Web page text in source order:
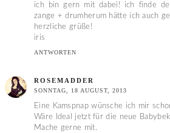
ich bin gern mit dabei! ich finde
zange + drumherum hätte ich auch
herzliche grüße!
iris
ANTWORTEN
ROSEMADDER
SONNTAG, 18 AUGUST, 2013
Eine Kamspnap wünsche ich mir
Wäre Ideal jetzt für die neue
Mache gerne mit.